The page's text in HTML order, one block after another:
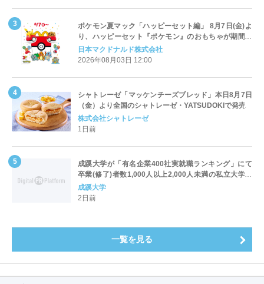
ポケモン夏マック「ハッピーセット編」 8月7日(金)よ
り、ハッピーセット『ポケモン』のおもちゃが期間限
定登場
日本マクドナルド株式会社
2026年08月03日 12:00
シャトレーゼ「マッケンチーズブレッド」本日8月7日
（金）より全国のシャトレーゼ・YATSUDOKIで発売
株式会社シャトレーゼ
1日前
成蹊大学が「有名企業400社実就職ランキング」にて
卒業(修了)者数1,000人以上2,000人未満の私立大学で
全国第1位を獲得！～実就職率は26.5%（前年比＋
4.3pt）に伸長、東京の私立大学でも10位にランクイン
成蹊大学
2日前
一覧を見る